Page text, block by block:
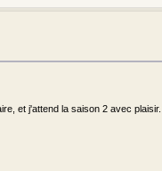
et j'attend la saison 2 avec plaisir.